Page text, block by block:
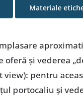
Materiale
oferă şi vederea
view): pentru
portocaliu şi